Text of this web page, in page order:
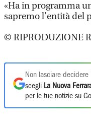
«Ha in programma
sapremo l’entità del
© RIPRODUZIONE
Non lasciare decidere
scegli La Nuova
per le tue notizie su